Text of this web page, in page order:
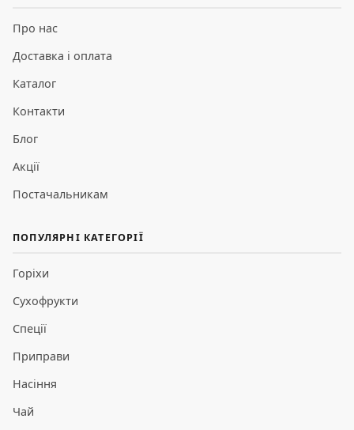
Про нас
Доставка і оплата
Каталог
Контакти
Блог
Акції
Постачальникам
ПОПУЛЯРНІ КАТЕГОРІЇ
Горіхи
Сухофрукти
Спеції
Приправи
Насіння
Чай